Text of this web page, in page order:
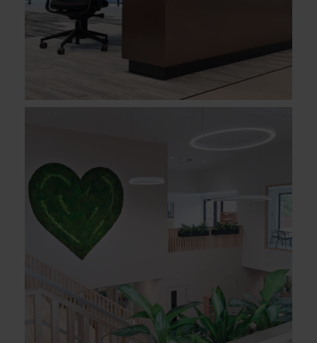
R.K. BASISSCHOOL VAN HARTE